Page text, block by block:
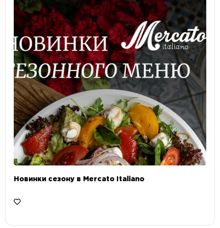
Новинки сезону в Mercato Italiano